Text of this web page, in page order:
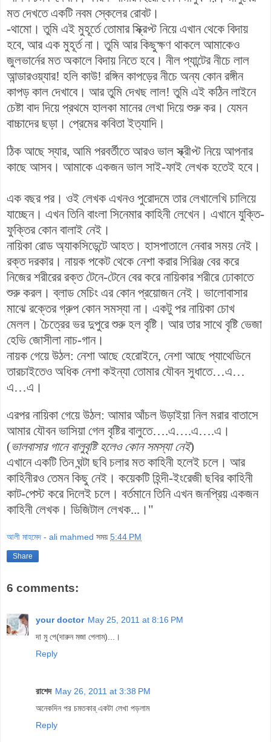
মত দেখতে একটি নবম স্কেলের রোবট।
-থামো। তুমি এই মুহূর্তে তোমার স্ক্রিপ্ট নিয়ে এখান থেকে বিদায়
হবে, আর এক মুহূর্ত না। তুমি আর কিছুক্ষণ থাকলে আমাকেও
জুলভার্নের মত অকালে বিদায় নিতে হবে। নীল প্যান্টের নীচে লাল
আন্ডারওয়্যার! হলি কাউ! রঙ্গিন কাপড়ের নীচে অন্য কোন রঙ্গীন
কাপড় কাল দেখাবে। আর তুমি দেখছ লাল! তুমি এই কঠিন লাইনে
চেষ্টা বাদ দিয়ে প্রথমে হালকা মানের লেখা দিয়ে শুরু কর। যেমন
বাচ্চাদের ছড়া। প্রেমের কবিতা ইত্যাদি।
ঠিক আছে স্যার, আমি পরবর্তীতে আরও ভাল স্ক্রীপ্ট নিয়ে আপনার
কাছে আসব। আমাকে একজন ভাল সাই-ফাই লেখক হতেই হবে।
এক বছর পর। ওই লেখক এখনও পুরোদমে তার লেখালেখি চালিয়ে
যাচ্ছেন। এখন তিনি বাংলা সিনেমার কাহিনী লেখেন। এখানে যুক্তি-
ফুক্তির কোন বালাই নেই।
নায়িকা রোড অ্যাকসিডেন্টে আহত। হাসপাতালে নেবার সময় নেই।
রক্ত দরকার। নায়ক পকেট থেকে নেশা করার সিরিঞ্জ বের করে
নিজের শরীরের রক্ত টেনে-টেনে বের করে নায়িকার শরীরে ঢোকাতে
শুরু করল। ব্লাড মেচিং এর কোন প্রয়োজন নেই। ভালোবাসার
মাঝে রক্তের গ্রুপ কোন সমস্যা না। একটু পর নায়িকা চোখ
মেলল। চৈত্রের ভর দুপুরে শুরু হল বৃষ্টি। আর তার সাথে বৃষ্টি ভেজা
হেভি জোসীলা নাচ-গান।
নায়ক গেয়ে উঠল: নেশা আছে হেরোইনে, নেশা আছে প্যাথেডিনে
তারচাইতেও অধিক নেশা কইন্যা তোমার যৌবন সুধাতে…এ…
এ…এ।
এরপর নায়িকা গেয়ে উঠল: আমার আঁচল উড়াইয়া নিল মরার বাতাসে
আমার যৌবন ভাসিয়া গেল বৃষ্টির বালুতে….এ….এ….এ।
(ভালবাসার গানেবালুবৃষ্টি হলেও কোন সমস্যা নেই)
এখানে একটি তিন ঘন্টা ছবি চলার মত কাহিনী হলেই চলে। আর
কাহিনীরও তেমন কিছু নেই। কয়েকটি হিন্দী-ইংরেজী ছবির কাহিনী
কাট-পেস্ট করে দিলেই চলে। বর্তমানে তিনি এখন জনপ্রিয় একজন
কাহিনী লেখক। ডিজিটাল লেখক...।"
আলী মাহমেদ - ali mahmed সময় 5:44 PM
Share
6 comments:
your doctor May 25, 2011 at 8:16 PM
দা মু পে(দারুন মজা পেলাম)...।
Reply
রাশেদ May 26, 2011 at 3:38 PM
অনেকদিন পর চমতকার্ একটা লেখা পড়লাম
Reply